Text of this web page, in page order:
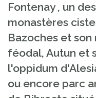
Fontenay , un
monastères
Bazoches et
féodal, Autun et
l'oppidum
ou encore parc